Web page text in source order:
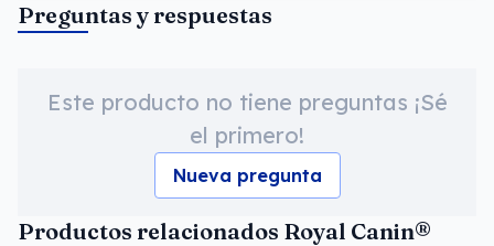
Preguntas y respuestas
Este producto no tiene preguntas ¡Sé
el primero!
Nueva pregunta
Productos relacionados Royal Canin®